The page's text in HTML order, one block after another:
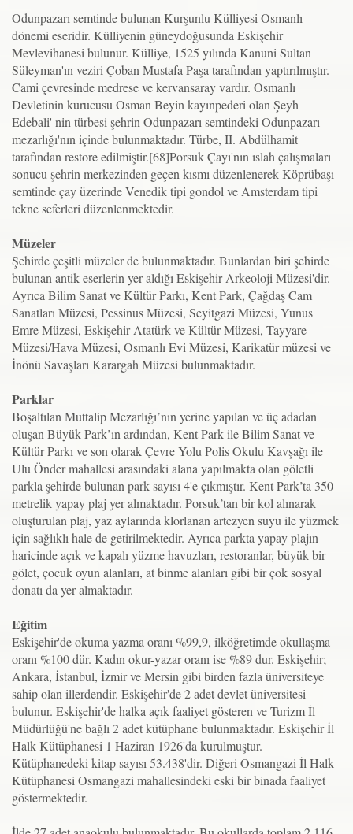
Odunpazarı semtinde bulunan Kurşunlu Külliyesi Osmanlı
dönemi eseridir. Külliyenin güneydoğusunda Eskişehir
Mevlevihanesi bulunur. Külliye, 1525 yılında Kanuni Sultan
Süleyman'ın veziri Çoban Mustafa Paşa tarafından yaptırılmıştır.
Cami çevresinde medrese ve kervansaray vardır. Osmanlı
Devletinin kurucusu Osman Beyin kayınpederi olan Şeyh
Edebali' nin türbesi şehrin Odunpazarı semtindeki Odunpazarı
mezarlığı'nın içinde bulunmaktadır. Türbe, II. Abdülhamit
tarafından restore edilmiştir.[68]Porsuk Çayı'nın ıslah çalışmaları
sonucu şehrin merkezinden geçen kısmı düzenlenerek Köprübaşı
semtinde çay üzerinde Venedik tipi gondol ve Amsterdam tipi
tekne seferleri düzenlenmektedir.
Müzeler
Şehirde çeşitli müzeler de bulunmaktadır. Bunlardan biri şehirde
bulunan antik eserlerin yer aldığı Eskişehir Arkeoloji Müzesi'dir.
Ayrıca Bilim Sanat ve Kültür Parkı, Kent Park, Çağdaş Cam
Sanatları Müzesi, Pessinus Müzesi, Seyitgazi Müzesi, Yunus
Emre Müzesi, Eskişehir Atatürk ve Kültür Müzesi, Tayyare
Müzesi/Hava Müzesi, Osmanlı Evi Müzesi, Karikatür müzesi ve
İnönü Savaşları Karargah Müzesi bulunmaktadır.
Parklar
Boşaltılan Muttalip Mezarlığı’nın yerine yapılan ve üç adadan
oluşan Büyük Park’ın ardından, Kent Park ile Bilim Sanat ve
Kültür Parkı ve son olarak Çevre Yolu Polis Okulu Kavşağı ile
Ulu Önder mahallesi arasındaki alana yapılmakta olan göletli
parkla şehirde bulunan park sayısı 4'e çıkmıştır. Kent Park’ta 350
metrelik yapay plaj yer almaktadır. Porsuk’tan bir kol alınarak
oluşturulan plaj, yaz aylarında klorlanan artezyen suyu ile yüzmek
için sağlıklı hale de getirilmektedir. Ayrıca parkta yapay plajın
haricinde açık ve kapalı yüzme havuzları, restoranlar, büyük bir
gölet, çocuk oyun alanları, at binme alanları gibi bir çok sosyal
donatı da yer almaktadır.
Eğitim
Eskişehir'de okuma yazma oranı %99,9, ilköğretimde okullaşma
oranı %100 dür. Kadın okur-yazar oranı ise %89 dur. Eskişehir;
Ankara, İstanbul, İzmir ve Mersin gibi birden fazla üniversiteye
sahip olan illerdendir. Eskişehir'de 2 adet devlet üniversitesi
bulunur. Eskişehir'de halka açık faaliyet gösteren ve Turizm İl
Müdürlüğü'ne bağlı 2 adet kütüphane bulunmaktadır. Eskişehir İl
Halk Kütüphanesi 1 Haziran 1926'da kurulmuştur.
Kütüphanedeki kitap sayısı 53.438'dir. Diğeri Osmangazi İl Halk
Kütüphanesi Osmangazi mahallesindeki eski bir binada faaliyet
göstermektedir.